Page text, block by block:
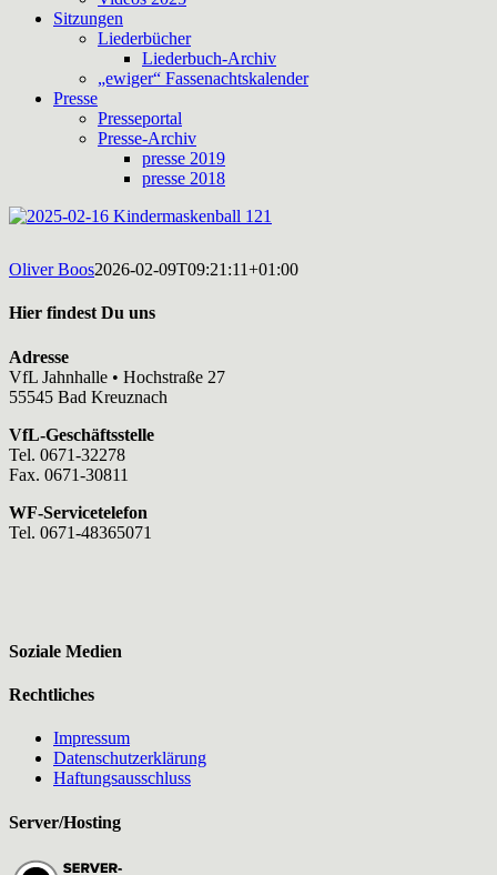
Sitzungen
Liederbücher
Liederbuch-Archiv
„ewiger“ Fassenachtskalender
Presse
Presseportal
Presse-Archiv
presse 2019
presse 2018
Oliver Boos2026-02-09T09:21:11+01:00
Hier findest Du uns
Adresse
VfL Jahnhalle • Hochstraße 27
55545 Bad Kreuznach
VfL-Geschäftsstelle
Tel. 0671-32278
Fax. 0671-30811
WF-Servicetelefon
Tel. 0671-48365071
Soziale Medien
Rechtliches
Impressum
Datenschutzerklärung
Haftungsausschluss
Server/Hosting